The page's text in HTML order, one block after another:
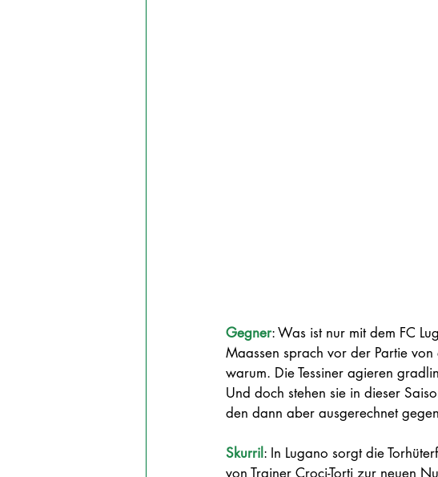
Gegner: Was ist nur mit dem FC
Maassen sprach vor der Partie von
warum. Die Tessiner agieren
Und doch stehen sie in dieser
den dann aber ausgerechnet
Skurril : In Lugano sorgt die
von Trainer Croci-Torti zur neuen